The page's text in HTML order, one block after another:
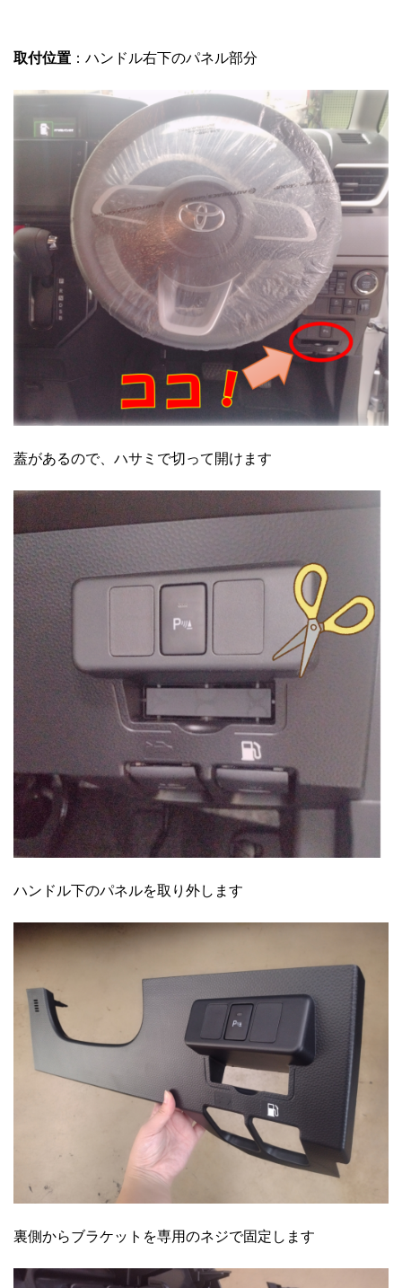
取付位置 ：ハンドル右下のパネル部分
蓋があるので、ハサミで切って開けます
ハンドル下のパネルを取り外します
裏側からブラケットを専用のネジで固定します